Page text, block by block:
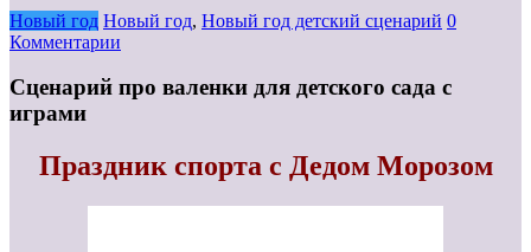
Новый год Новый год, Новый год детский сценарий 0
Комментарии
Сценарий про валенки для детского сада с
играми
Праздник спорта с Дедом Морозом